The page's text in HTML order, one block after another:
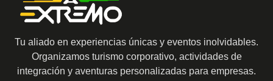
Tu aliado en experiencias únicas y eventos inolvidables.
Organizamos turismo corporativo, actividades de
integración y aventuras personalizadas para empresas.